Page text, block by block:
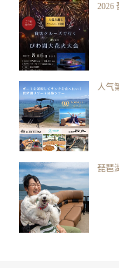
2026
人气
琵琶